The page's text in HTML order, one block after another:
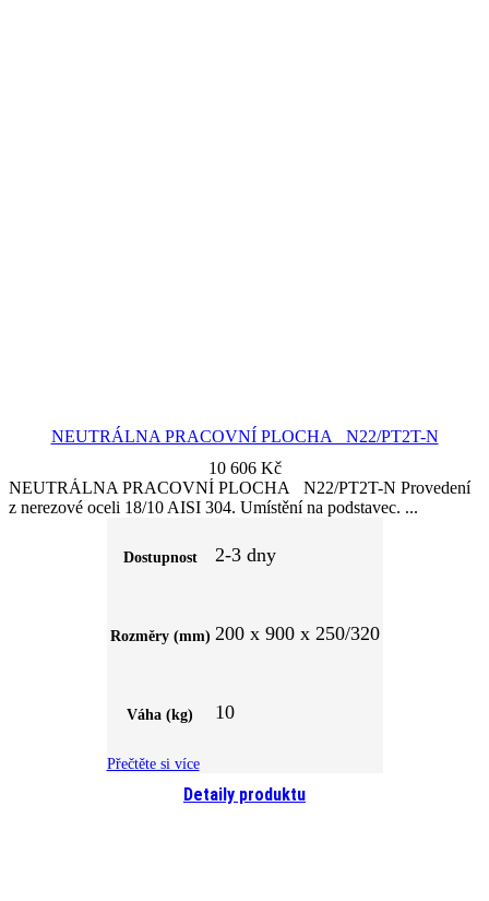
NEUTRÁLNA PRACOVNÍ PLOCHA N22/PT2T-N
10 606 Kč
Detaily produktu
NEUTRÁLNA PRACOVNÍ PLOCHA N22/PT2T-N Provedení
z nerezové oceli 18/10 AISI 304. Umístění na podstavec.
Dostupnost 2-3 dny
Rozměry (mm) 200 x 900 x 250/320
Váha (kg) 10
Přečtěte si více